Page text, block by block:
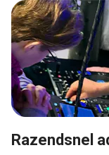
Razendsnel